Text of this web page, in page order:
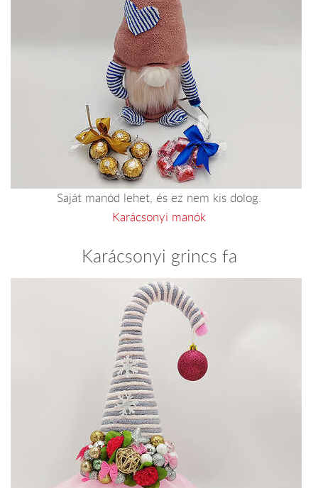
Saját manód lehet, és ez nem kis dolog.
Karácsonyi manók
Karácsonyi grincs fa